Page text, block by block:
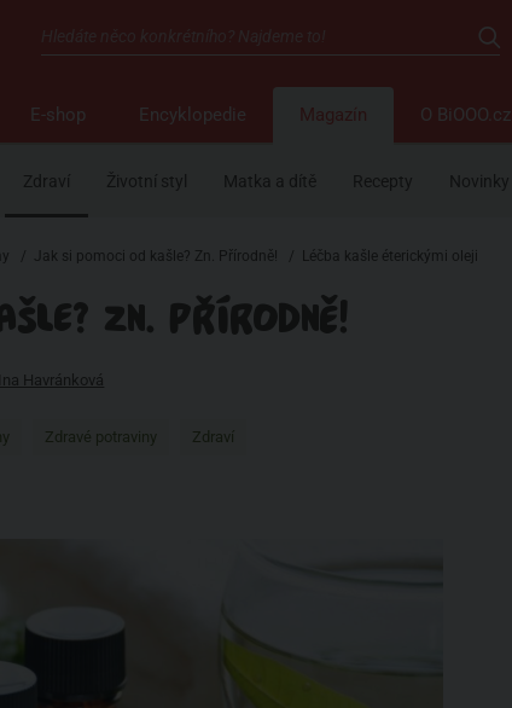
E-shop Encyklopedie Magazín O BiOOO.cz
Zdraví Životní styl Matka a dítě Recepty Novinky
/ Jak si pomoci od kašle? Zn. Přírodně! / Léčba kašle éterickými oleji
ZN. PŘÍRODNĚ!
Ina Havránková
Zdravé potraviny Zdraví